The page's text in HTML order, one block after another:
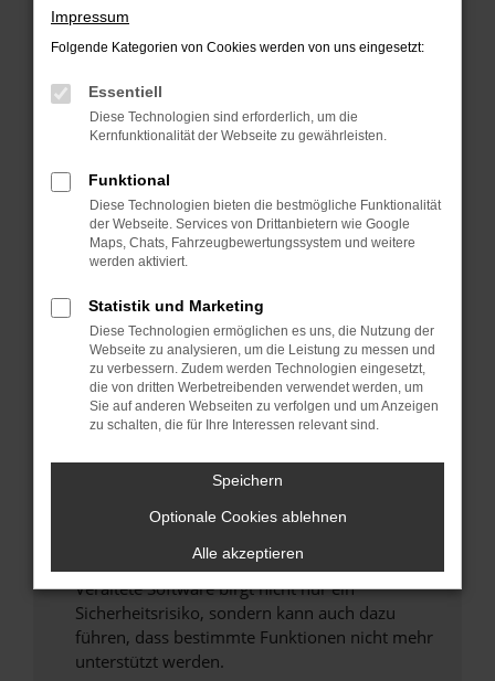
Beim Laden ist ein Fehler aufgetreten.
Hier sind ein paar Tipps, die dir helfen können:
Überprüfe deine Firewall und deine
Internetverbindung.
Laden andere Webseiten, zum Beispiel deine
Suchmaschine?
Manche Erweiterungen, wie Werbeblocker,
können das Laden bestimmter Seiten
verhindern. Funktioniert die Seite in einem
anderen Browser oder in einem privaten
Fenster?
Starte dein Gerät neu.
Das kann manchmal helfen, vorübergehende
Probleme zu beheben.
Stelle sicher, dass dein Browser und dein
Veraltete Software birgt nicht nur ein
Sicherheitsrisiko, sondern kann auch dazu
führen, dass bestimmte Funktionen nicht mehr
unterstützt werden.
Impressum
Folgende Kategorien von Cookies werden von uns eingesetzt:
Essentiell
Diese Technologien sind erforderlich, um die
Kernfunktionalität der Webseite zu gewährleisten.
Funktional
Diese Technologien bieten die bestmögliche Funktionalität
der Webseite. Services von Drittanbietern wie Google
Maps, Chats, Fahrzeugbewertungssystem und weitere
werden aktiviert.
Statistik und Marketing
Diese Technologien ermöglichen es uns, die Nutzung der
Webseite zu analysieren, um die Leistung zu messen und
zu verbessern. Zudem werden Technologien eingesetzt,
die von dritten Werbetreibenden verwendet werden, um
Sie auf anderen Webseiten zu verfolgen und um Anzeigen
zu schalten, die für Ihre Interessen relevant sind.
Speichern
Optionale Cookies ablehnen
Alle akzeptieren